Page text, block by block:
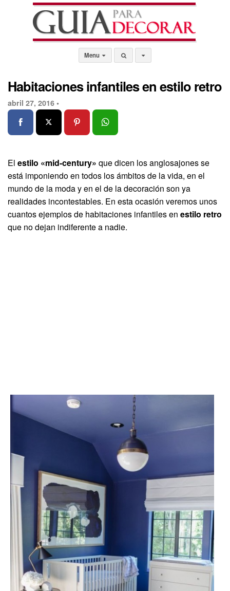
Menu
Habitaciones infantiles en estilo retro
abril 27, 2016 •
El estilo «mid-century» que dicen los anglosajones se
está imponiendo en todos los ámbitos de la vida, en el
mundo de la moda y en el de la decoración son ya
realidades incontestables. En esta ocasión veremos unos
cuantos ejemplos de habitaciones infantiles en estilo retro
que no dejan indiferente a nadie.